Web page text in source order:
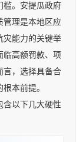
。安提瓜政府
管理是本地区应
灾能力的关键举
临高额罚款、项
言，选择具备合
本前提。
以下几大硬性